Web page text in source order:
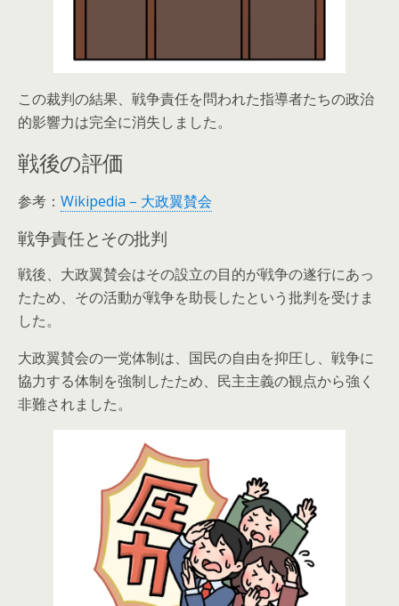
この裁判の結果、戦争責任を問われた指導者たちの政治
的影響力は完全に消失しました。
戦後の評価
参考： Wikipedia – 大政翼賛会
戦争責任とその批判
戦後、大政翼賛会はその設立の目的が戦争の遂行にあっ
たため、その活動が戦争を助長したという批判を受けま
した。
大政翼賛会の一党体制は、国民の自由を抑圧し、戦争に
協力する体制を強制したため、民主主義の観点から強く
非難されました。